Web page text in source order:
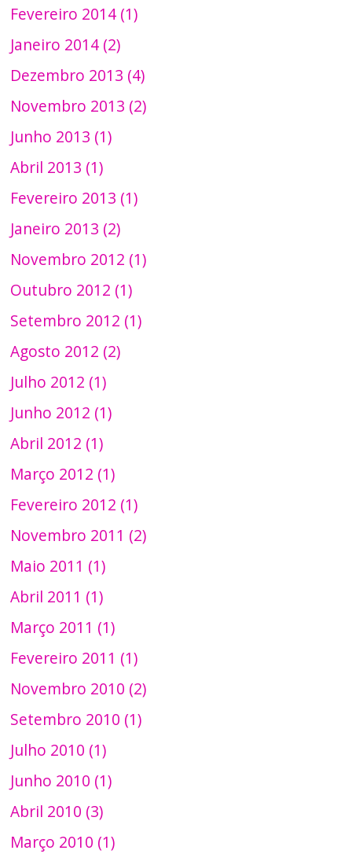
Fevereiro 2014 (1)
Janeiro 2014 (2)
Dezembro 2013 (4)
Novembro 2013 (2)
Junho 2013 (1)
Abril 2013 (1)
Fevereiro 2013 (1)
Janeiro 2013 (2)
Novembro 2012 (1)
Outubro 2012 (1)
Setembro 2012 (1)
Agosto 2012 (2)
Julho 2012 (1)
Junho 2012 (1)
Abril 2012 (1)
Março 2012 (1)
Fevereiro 2012 (1)
Novembro 2011 (2)
Maio 2011 (1)
Abril 2011 (1)
Março 2011 (1)
Fevereiro 2011 (1)
Novembro 2010 (2)
Setembro 2010 (1)
Julho 2010 (1)
Junho 2010 (1)
Abril 2010 (3)
Março 2010 (1)